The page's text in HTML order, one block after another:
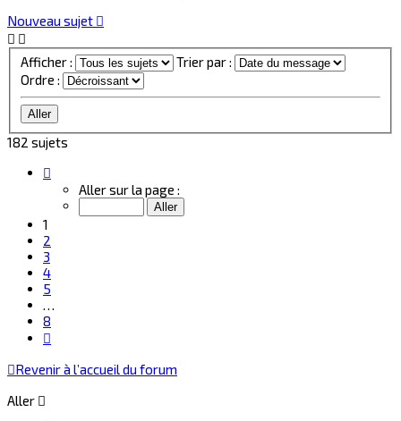
Nouveau sujet
Afficher :
Trier par :
Ordre :
182 sujets
sur
Aller sur la page :
1
2
3
4
5
…
8
Revenir à l’accueil du forum
Aller